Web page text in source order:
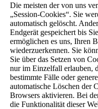
Die meisten der von uns
„Session-Cookies“. Sie
automatisch gelöscht.
Endgerät gespeichert bis
ermöglichen es uns, Ihren
wiederzuerkennen. Sie
Sie über das Setzen von
nur im Einzelfall erlauben,
bestimmte Fälle oder
automatische Löschen der
Browsers aktivieren. Bei
die Funktionalität dieser